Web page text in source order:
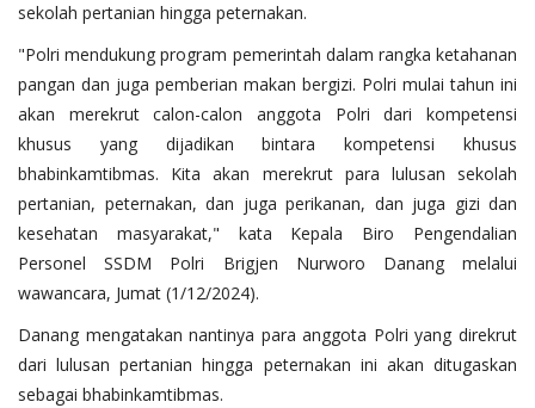
sekolah pertanian hingga peternakan.
"Polri mendukung program pemerintah dalam rangka ketahanan
pangan dan juga pemberian makan bergizi. Polri mulai tahun ini
akan merekrut calon-calon anggota Polri dari kompetensi
khusus yang dijadikan bintara kompetensi khusus
bhabinkamtibmas. Kita akan merekrut para lulusan sekolah
pertanian, peternakan, dan juga perikanan, dan juga gizi dan
kesehatan masyarakat," kata Kepala Biro Pengendalian
Personel SSDM Polri Brigjen Nurworo Danang melalui
wawancara, Jumat (1/12/2024).
Danang mengatakan nantinya para anggota Polri yang direkrut
dari lulusan pertanian hingga peternakan ini akan ditugaskan
sebagai bhabinkamtibmas.